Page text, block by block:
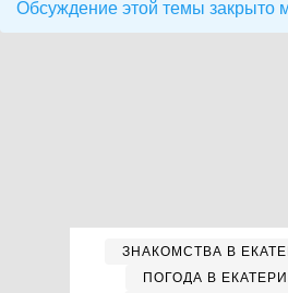
Обсуждение этой темы закрыто
ЗНАКОМСТВА В
ПОГОДА В